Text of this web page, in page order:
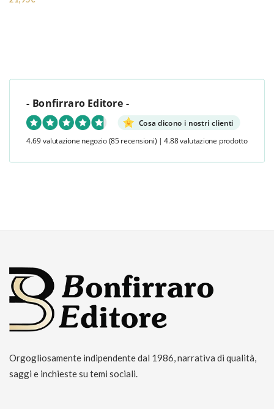
- Bonfirraro Editore -
Cosa dicono i nostri clienti
4.69 valutazione negozio (85 recensioni) | 4.88 valutazione prodotto
Orgogliosamente indipendente dal 1986, narrativa di qualità,
saggi e inchieste su temi sociali.